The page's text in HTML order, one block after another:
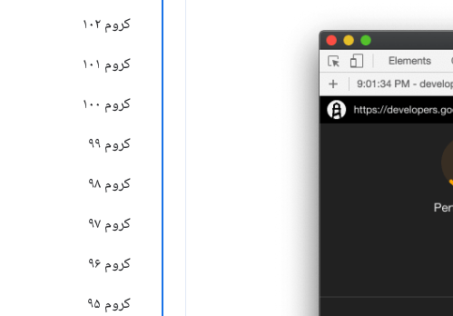
کروم ۱۰۲
کروم ۱۰۱
کروم ۱۰۰
کروم ۹۹
کروم ۹۸
کروم ۹۷
کروم ۹۶
کروم ۹۵